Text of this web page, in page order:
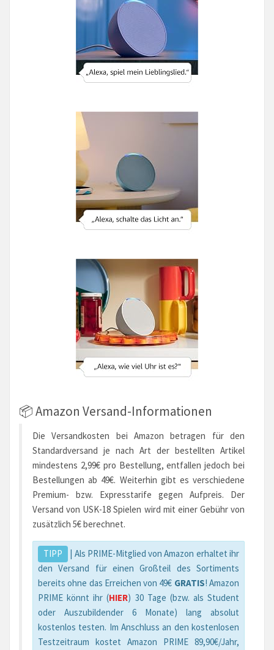
📦 Amazon Versand-Informationen
Die Versandkosten bei Amazon betragen für den
Standardversand je nach Art der bestellten Artikel
mindestens 2,99€ pro Bestellung, entfallen jedoch bei
Bestellungen ab 49€. Weiterhin gibt es verschiedene
Premium- bzw. Expresstarife gegen Aufpreis. Der
Versand von USK-18 Spielen wird mit einer Gebühr von
zusätzlich 5€ berechnet.
TIPP
| Als PRIME-Mitglied von Amazon erhaltet ihr
den Versand für einen Großteil des Sortiments
bereits ohne das Erreichen von 49€ GRATIS! Amazon
PRIME könnt ihr (HIER) 30 Tage (bzw. als Student
oder Auszubildender 6 Monate) lang absolut
kostenlos testen. Im Anschluss an den kostenlosen
Testzeitraum kostet Amazon PRIME 89,90€/Jahr,